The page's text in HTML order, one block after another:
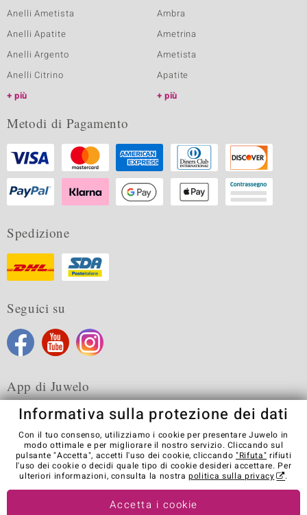
Anelli Ametista
Anelli Apatite
Anelli Argento
Anelli Citrino
più
Ambra
Ametrina
Ametista
Apatite
più
Metodi di Pagamento
Spedizione
Seguici su
App di Juwelo
Condizioni generali di vendita Informativa Privacy
Cookies
Note legali
Contatti
Recedere dal contratto
Visit our stores in other countries:
Informativa sulla protezione dei dati
Con il tuo consenso, utilizziamo i cookie per presentare Juwelo in
modo ottimale e per migliorare il nostro servizio. Cliccando sul
pulsante "Accetta", accetti l'uso dei cookie, cliccando "Rifuta" rifiuti
l'uso dei cookie o decidi quale tipo di cookie desideri accettare. Per
ulteriori informazioni, consulta la nostrapolitica sulla privacy .
Accetta i cookie